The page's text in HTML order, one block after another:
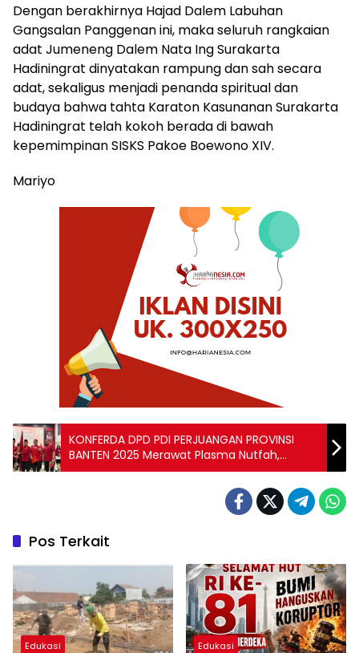
Dengan berakhirnya Hajad Dalem Labuhan
Gangsalan Panggenan ini, maka seluruh rangkaian
adat Jumeneng Dalem Nata Ing Surakarta
Hadiningrat dinyatakan rampung dan sah secara
adat, sekaligus menjadi penanda spiritual dan
budaya bahwa tahta Karaton Kasunanan Surakarta
Hadiningrat telah kokoh berada di bawah
kepemimpinan SISKS Pakoe Boewono XIV.
Mariyo
KONFERDA DPD PDI PERJUANGAN PROVINSI
BANTEN 2025 Merawat Plasma Nutfah,
Meneguhkan Kedaulatan Pangan dan Masa
Pos Terkait
Edukasi Edukasi